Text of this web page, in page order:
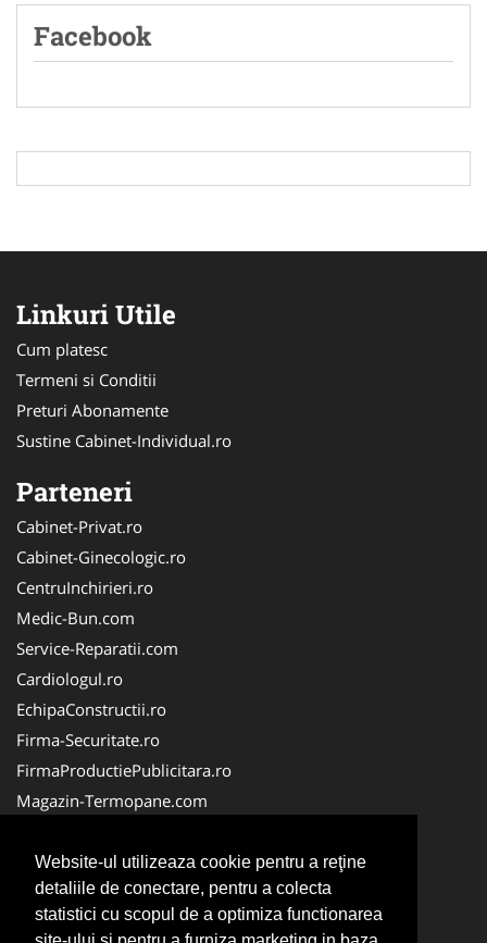
Website-ul utilizeaza cookie pentru a reţine
detaliile de conectare, pentru a colecta
statistici cu scopul de a optimiza functionarea
Facebook
Linkuri Utile
Cum platesc
Termeni si Conditii
Preturi Abonamente
Sustine Cabinet-Individual.ro
Parteneri
Cabinet-Privat.ro
Cabinet-Ginecologic.ro
CentruInchirieri.ro
Medic-Bun.com
Service-Reparatii.com
Cardiologul.ro
EchipaConstructii.ro
Firma-Securitate.ro
FirmaProductiePublicitara.ro
Magazin-Termopane.com
CramaVinuri.ro
FirmaTractariAuto.ro
InstalatiiSolare.com